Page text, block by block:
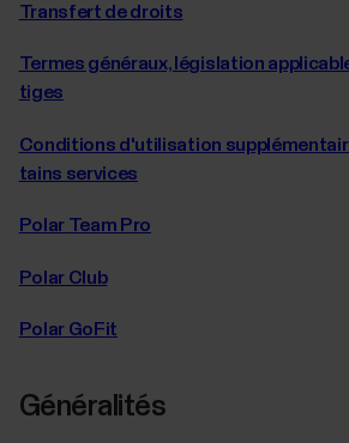
Transfert de droits
Termes généraux, législation
tiges
Conditions d'utilisation
tains services
Polar Team Pro
Polar Club
Polar GoFit
Généralités